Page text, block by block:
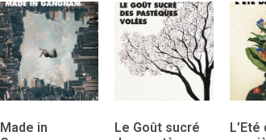
Made in
Le Goût sucré
L’Eté